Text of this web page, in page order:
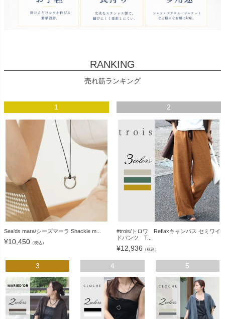
RANKING
売れ筋ランキング
1
Sea'ds mara/シーズマーラ Shackle m...
¥10,450 （税込）
2
#trois/トロワ Reflaxキャンバス セミワイ
ドパンツ T...
¥12,936 （税込）
3 4 5